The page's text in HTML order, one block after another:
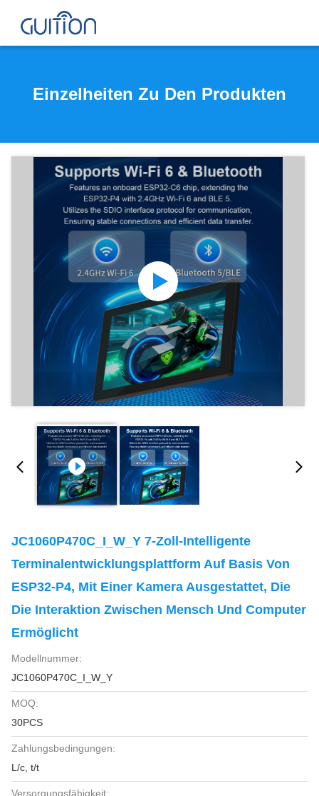
Einzelheiten Zu Den Produkten
JC1060P470C_I_W_Y 7-Zoll-Intelligente
Terminalentwicklungsplattform Auf Basis Von
ESP32-P4, Mit Einer Kamera Ausgestattet, Die
Die Interaktion Zwischen Mensch Und Computer
Ermöglicht
Modellnummer:
JC1060P470C_I_W_Y
MOQ:
30PCS
Zahlungsbedingungen:
L/c, t/t
Versorgungsfähigkeit: